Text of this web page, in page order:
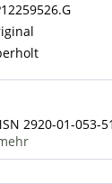
2920-01-053-